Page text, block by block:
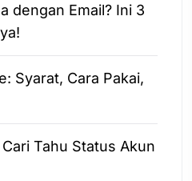
dengan Email? Ini 3
Syarat, Cara Pakai,
Tahu Status Akun